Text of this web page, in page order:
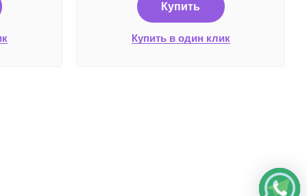
Купить
Купить в один клик